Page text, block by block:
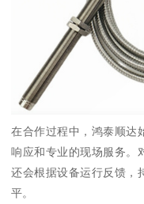
在合作过程中，鸿泰顺达
响应和专业的现场服务。
还会根据设备运行反馈，
平。